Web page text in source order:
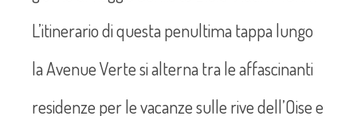
L’itinerario di questa penultima tappa lungo
la Avenue Verte si alterna tra le affascinanti
residenze per le vacanze sulle rive dell’Oise e